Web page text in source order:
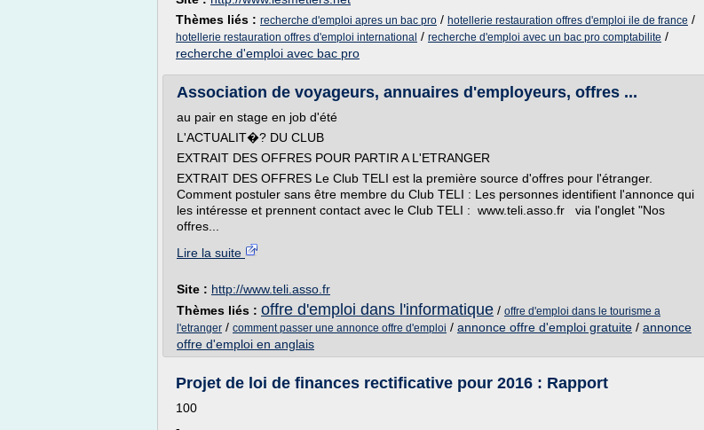
Thèmes liés : recherche d'emploi apres un bac pro / hotellerie restauration offres d'emploi ile de france /
hotellerie restauration offres d'emploi international / recherche d'emploi avec un bac pro comptabilite /
recherche d'emploi avec bac pro
Association de voyageurs, annuaires d'employeurs, offres ...
au pair en stage en job d'été
L'ACTUALIT�? DU CLUB
EXTRAIT DES OFFRES POUR PARTIR A L'ETRANGER
EXTRAIT DES OFFRES Le Club TELI est la première source d'offres pour l'étranger.
Comment postuler sans être membre du Club TELI : Les personnes identifient l'annonce qui
les intéresse et prennent contact avec le Club TELI : www.teli.asso.fr via l'onglet "Nos
offres...
Lire la suite
Site : http://www.teli.asso.fr
Thèmes liés : offre d'emploi dans l'informatique / offre d'emploi dans le tourisme a
l'etranger / comment passer une annonce offre d'emploi / annonce offre d'emploi gratuite / annonce
offre d'emploi en anglais
Projet de loi de finances rectificative pour 2016 : Rapport
100